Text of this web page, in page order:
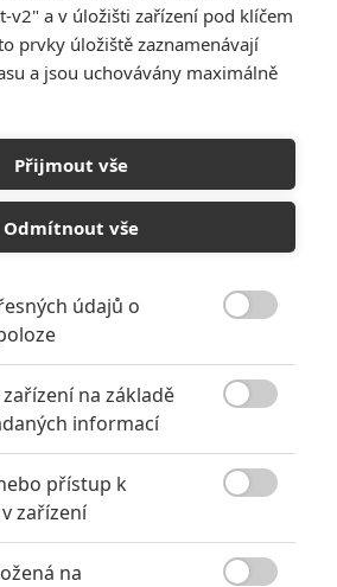
Recenze: Zcela výjimečná Gerta
Schnirch nebarví hnus českých dějin
narůžovo
Recenze: Záhada strašidelného
Recenze: Občanská válka
Recenze: Godzilla x Kong: Nové
impérium
Recenze: Opičí muž
v2" a v úložišti zařízení pod klíčem
prvky úložiště zaznamenávají
a jsou uchovávány maximálně
Přijmout vše
Odmítnout vše
údajů o
na základě
informací
přístup k
zařízení
na